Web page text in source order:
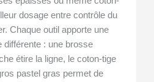
dosage entre contrôle du
Chaque outil apporte une
différente : une brosse
étire la ligne, le coton-tige
pastel gras permet de